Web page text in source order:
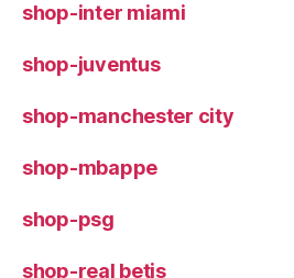
shop-inter miami
shop-juventus
shop-manchester city
shop-mbappe
shop-psg
shop-real betis